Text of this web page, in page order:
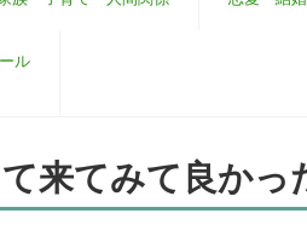
ル
来てみて良かっ